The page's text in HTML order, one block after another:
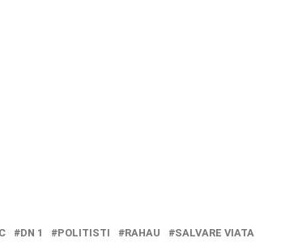
DN 1 POLITISTI RAHAU
SALVARE VIATA